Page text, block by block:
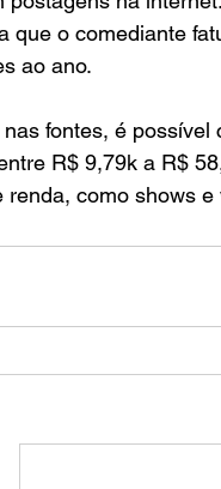
que o comediante
ao ano.
fontes, é
R$ 9,79k a R$
como shows e